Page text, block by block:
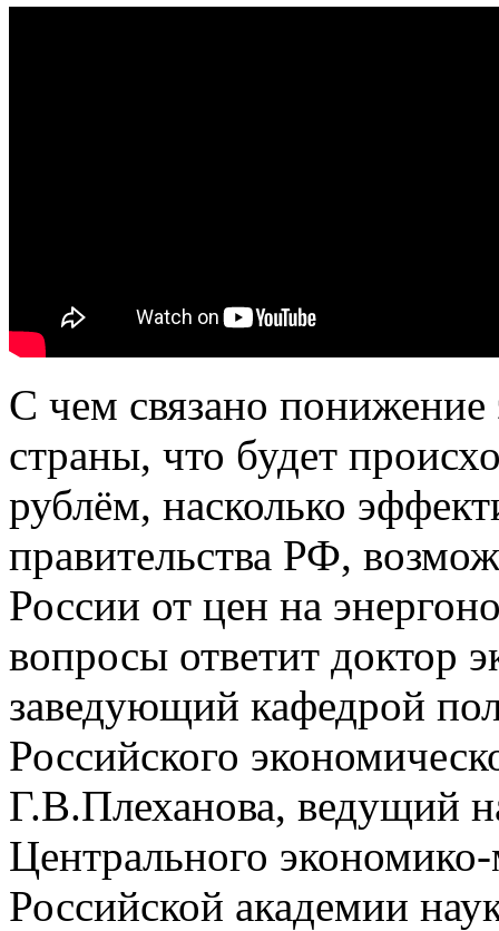
С чем связано
страны, что будет
рублём, насколько
правительства РФ,
России от цен на
вопросы ответит доктор
заведующий кафедрой
Российского
Г.В.Плеханова, ведущий
Центрального
Российской академии